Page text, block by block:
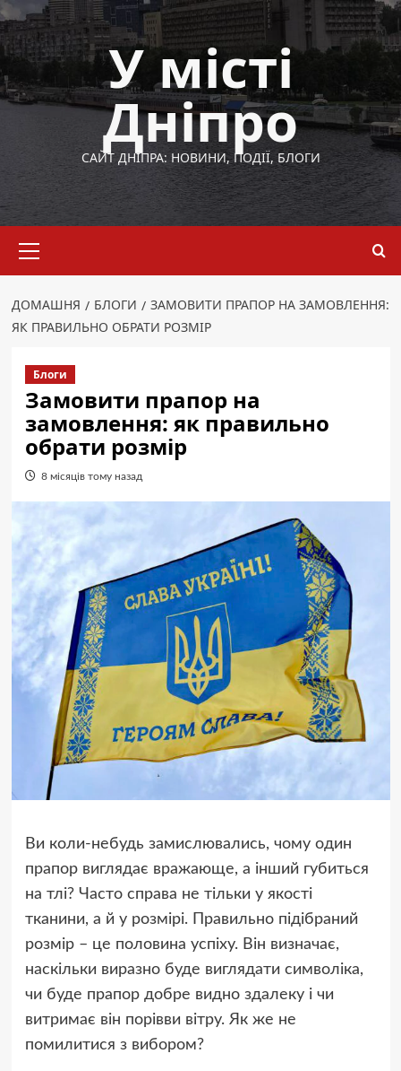
Перейти
до
вмісту
У місті
Дніпро
САЙТ ДНІПРА: НОВИНИ, ПОДІЇ, БЛОГИ
меню
ДОМАШНЯ БЛОГИ
ЗАМОВИТИ ПРАПОР НА ЗАМОВЛЕННЯ:
ЯК ПРАВИЛЬНО ОБРАТИ РОЗМІР
Блоги
Замовити прапор на
замовлення: як правильно
обрати розмір
8 місяців тому назад
Ви коли-небудь замислювались, чому один
прапор виглядає вражающе, а інший губиться
на тлі? Часто справа не тільки у якості
тканини, а й у розмірі. Правильно підібраний
розмір – це половина успіху. Він визначає,
наскільки виразно буде виглядати символіка,
чи буде прапор добре видно здалеку і чи
витримає він порівви вітру. Як же не
помилитися з вибором?